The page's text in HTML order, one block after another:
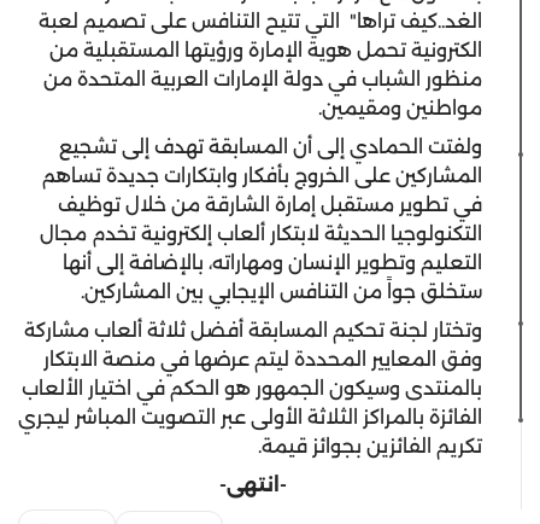
الغد..كيف تراها" التي تتيح التنافس على تصميم لعبة
الكترونية تحمل هوية الإمارة ورؤيتها المستقبلية من
منظور الشباب في دولة الإمارات العربية المتحدة من
مواطنين ومقيمين.
ولفتت الحمادي إلى أن المسابقة تهدف إلى تشجيع
المشاركين على الخروج بأفكار وابتكارات جديدة تساهم
في تطوير مستقبل إمارة الشارقة من خلال توظيف
التكنولوجيا الحديثة لابتكار ألعاب إلكترونية تخدم مجال
التعليم وتطوير الإنسان ومهاراته، بالإضافة إلى أنها
ستخلق جواً من التنافس الإيجابي بين المشاركين.
وتختار لجنة تحكيم المسابقة أفضل ثلاثة ألعاب مشاركة
وفق المعايير المحددة ليتم عرضها في منصة الابتكار
بالمنتدى وسيكون الجمهور هو الحكم في اختيار الألعاب
الفائزة بالمراكز الثلاثة الأولى عبر التصويت المباشر ليجري
تكريم الفائزين بجوائز قيمة.
-انتهى-